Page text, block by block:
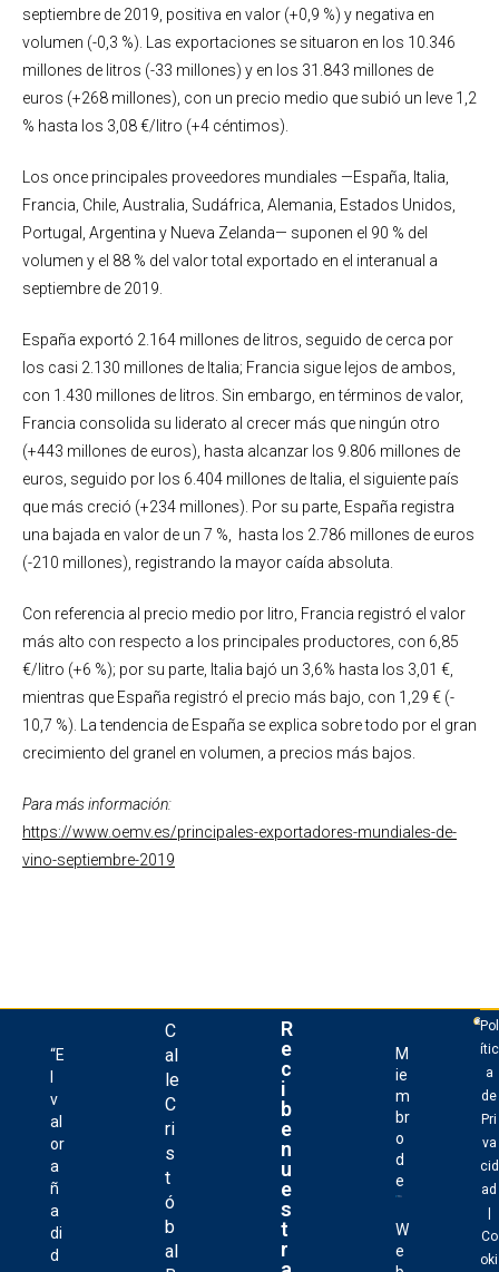
septiembre de 2019, positiva en valor (+0,9 %) y negativa en
volumen (-0,3 %). Las exportaciones se situaron en los 10.346
millones de litros (-33 millones) y en los 31.843 millones de
euros (+268 millones), con un precio medio que subió un leve 1,2
% hasta los 3,08 €/litro (+4 céntimos).
Los once principales proveedores mundiales —España, Italia,
Francia, Chile, Australia, Sudáfrica, Alemania, Estados Unidos,
Portugal, Argentina y Nueva Zelanda— suponen el 90 % del
volumen y el 88 % del valor total exportado en el interanual a
septiembre de 2019.
España exportó 2.164 millones de litros, seguido de cerca por
los casi 2.130 millones de Italia; Francia sigue lejos de ambos,
con 1.430 millones de litros. Sin embargo, en términos de valor,
Francia consolida su liderato al crecer más que ningún otro
(+443 millones de euros), hasta alcanzar los 9.806 millones de
euros, seguido por los 6.404 millones de Italia, el siguiente país
que más creció (+234 millones). Por su parte, España registra
una bajada en valor de un 7 %, hasta los 2.786 millones de euros
(-210 millones), registrando la mayor caída absoluta.
Con referencia al precio medio por litro, Francia registró el valor
más alto con respecto a los principales productores, con 6,85
€/litro (+6 %); por su parte, Italia bajó un 3,6% hasta los 3,01 €,
mientras que España registró el precio más bajo, con 1,29 € (-
10,7 %). La tendencia de España se explica sobre todo por el gran
crecimiento del granel en volumen, a precios más bajos.
Para más información:
https://www.oemv.es/principales-exportadores-mundiales-de-
vino-septiembre-2019
“E
v
al
or
a
ñ
a
di
d
C
al
le
C
ri
s
t
ó
b
al
R
e
c
i
b
e
n
u
e
s
t
r
M
ie
m
br
o
d
e
W
e
Pol
ític
a
de
Pri
va
cid
ad
Co
oki